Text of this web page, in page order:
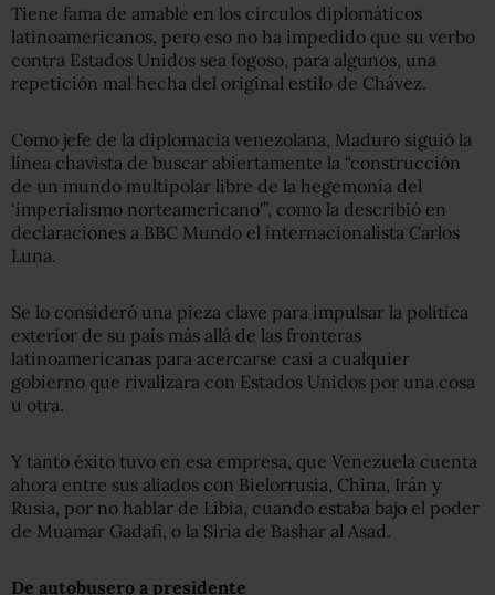
Tiene fama de amable en los círculos diplomáticos
latinoamericanos, pero eso no ha impedido que su verbo
contra Estados Unidos sea fogoso, para algunos, una
repetición mal hecha del original estilo de Chávez.
Como jefe de la diplomacia venezolana, Maduro siguió la
línea chavista de buscar abiertamente la “construcción
de un mundo multipolar libre de la hegemonía del
‘imperialismo norteamericano'”, como la describió en
declaraciones a BBC Mundo el internacionalista Carlos
Luna.
Se lo consideró una pieza clave para impulsar la política
exterior de su país más allá de las fronteras
latinoamericanas para acercarse casi a cualquier
gobierno que rivalizara con Estados Unidos por una cosa
u otra.
Y tanto éxito tuvo en esa empresa, que Venezuela cuenta
ahora entre sus aliados con Bielorrusia, China, Irán y
Rusia, por no hablar de Libia, cuando estaba bajo el poder
de Muamar Gadafi, o la Siria de Bashar al Asad.
De autobusero a presidente